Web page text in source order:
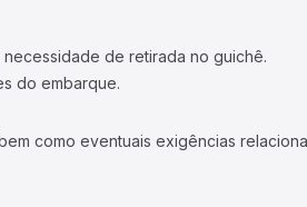
de retirada no guichê.
do embarque.
como eventuais exigências